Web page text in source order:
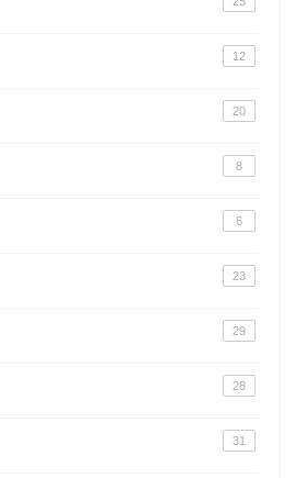
12
20
8
6
23
29
28
31